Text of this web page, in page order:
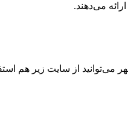
می‌دهند.
می‌توانید از سایت زیر هم